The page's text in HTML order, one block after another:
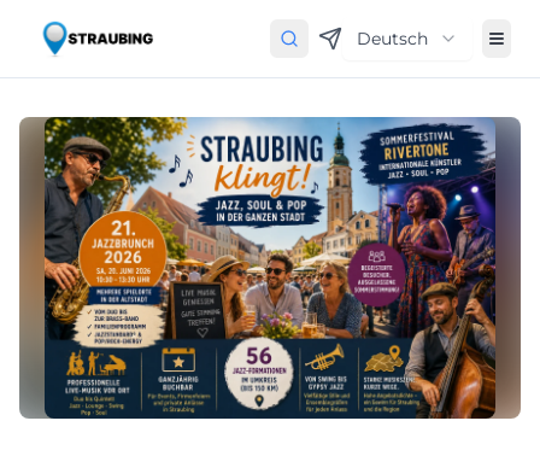
Deutsch